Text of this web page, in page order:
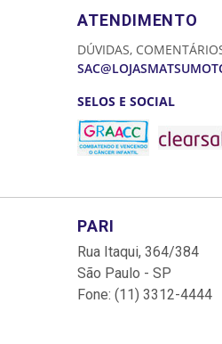
ATENDIMENTO
DÚVIDAS,
SELOS E SOCIAL
PARI
Rua Itaqui, 364/384
São Paulo - SP
Fone: (11) 3312-4444